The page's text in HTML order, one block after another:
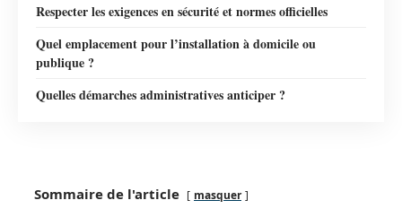
Respecter les exigences en sécurité et normes officielles
Quel emplacement pour l’installation à domicile ou
publique ?
Quelles démarches administratives anticiper ?
Sommaire de l'article masquer